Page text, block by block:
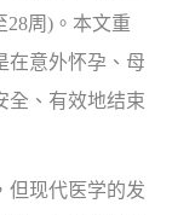
28周)。本文重
在意外怀孕、母
全、有效地结束
现代医学的发